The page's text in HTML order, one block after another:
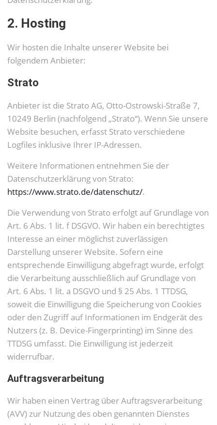
2. Hosting
Wir hosten die Inhalte unserer Website bei
folgendem Anbieter:
Strato
Anbieter ist die Strato AG, Otto-Ostrowski-Straße 7,
10249 Berlin (nachfolgend „Strato“). Wenn Sie unsere
Website besuchen, erfasst Strato verschiedene
Logfiles inklusive Ihrer IP-Adressen.
Weitere Informationen entnehmen Sie der
Datenschutzerklärung von Strato:
https://www.strato.de/datenschutz/.
Die Verwendung von Strato erfolgt auf Grundlage von
Art. 6 Abs. 1 lit. f DSGVO. Wir haben ein berechtigtes
Interesse an einer möglichst zuverlässigen
Darstellung unserer Website. Sofern eine
entsprechende Einwilligung abgefragt wurde, erfolgt
die Verarbeitung ausschließlich auf Grundlage von
Art. 6 Abs. 1 lit. a DSGVO und § 25 Abs. 1 TTDSG,
soweit die Einwilligung die Speicherung von Cookies
oder den Zugriff auf Informationen im Endgerät des
Nutzers (z. B. Device-Fingerprinting) im Sinne des
TTDSG umfasst. Die Einwilligung ist jederzeit
widerrufbar.
Auftragsverarbeitung
Wir haben einen Vertrag über Auftragsverarbeitung
(AVV) zur Nutzung des oben genannten Dienstes